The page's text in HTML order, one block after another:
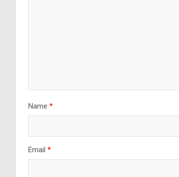
Name *
Email *